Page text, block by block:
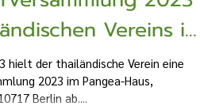
Vereins in
hielt der thailändische Verein eine
2023 im Pangea-Haus,
Berlin ab....